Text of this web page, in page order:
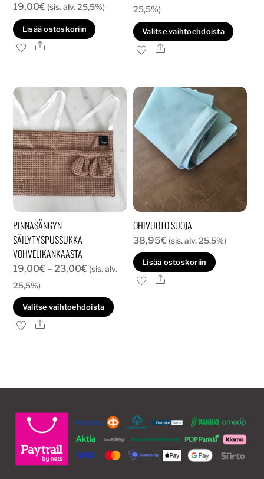
19,00€ (sis. alv. 25,5%)
Lisää ostoskoriin
Ale
-
54,90€
25,5%)
Valitse vaihtoehdoista
Ale
PINNASÄNGYN
SÄILYTYSPUSSUKKA
VOHVELIKANKAASTA
19,00€ – 23,00€ Hintaluokka:
-
23,00€
(sis. alv.
25,5%)
Valitse vaihtoehdoista
valinnat
tuotteen
sivulla.
Ale
OHIVUOTO SUOJA
38,95€ (sis. alv. 25,5%)
Lisää ostoskoriin
Ale